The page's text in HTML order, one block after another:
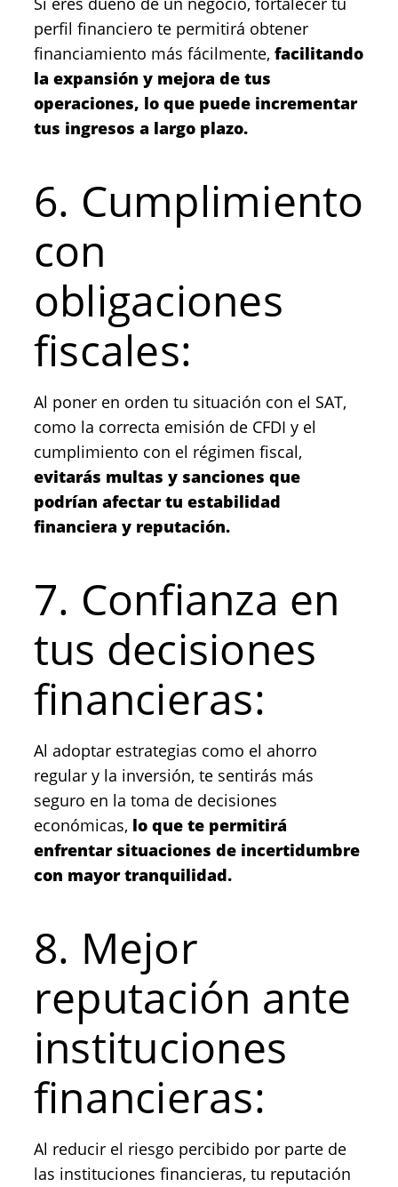
perfil financiero te permitirá obtener
financiamiento más fácilmente, facilitando
la expansión y mejora de tus
operaciones, lo que puede incrementar
tus ingresos a largo plazo.
6. Cumplimiento
con
obligaciones
fiscales:
Al poner en orden tu situación con el SAT,
como la correcta emisión de CFDI y el
cumplimiento con el régimen fiscal,
evitarás multas y sanciones que
podrían afectar tu estabilidad
financiera y reputación.
7. Confianza en
tus decisiones
financieras:
Al adoptar estrategias como el ahorro
regular y la inversión, te sentirás más
seguro en la toma de decisiones
económicas, lo que te permitirá
enfrentar situaciones de incertidumbre
con mayor tranquilidad.
8. Mejor
reputación ante
instituciones
financieras:
Al reducir el riesgo percibido por parte de
las instituciones financieras, tu reputación